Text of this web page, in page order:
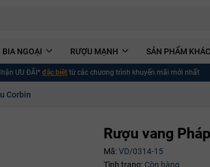
BIA NGOẠI RƯỢU MẠNH SẢN PHẨM KHÁC
ƯU ĐÃI* đặc biệt từ các chương trình khuyến mãi mới nhất
Corbin
Rượu vang
Mã:VD/0314-15
Tình trạng: Còn hàng